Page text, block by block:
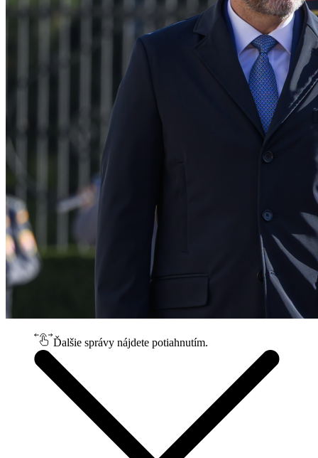
Ďalšie správy nájdete potiahnutím.